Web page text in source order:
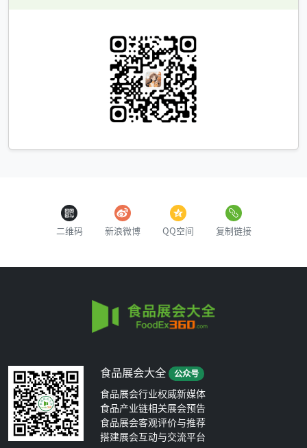
二维码 新浪微博 QQ空间 复制链接
食品展会大全 公众号
食品展会行业权威新媒体
食品产业链相关展会预告
食品展会客观评价与推荐
搭建展会互动与交流平台